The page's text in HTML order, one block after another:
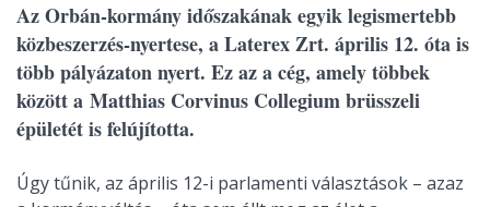
Az Orbán-kormány időszakának egyik legismertebb
közbeszerzés-nyertese, a Laterex Zrt. április 12. óta is
több pályázaton nyert. Ez az a cég, amely többek
között a Matthias Corvinus Collegium brüsszeli
épületét is felújította.
Úgy tűnik, az április 12-i parlamenti választások – azaz